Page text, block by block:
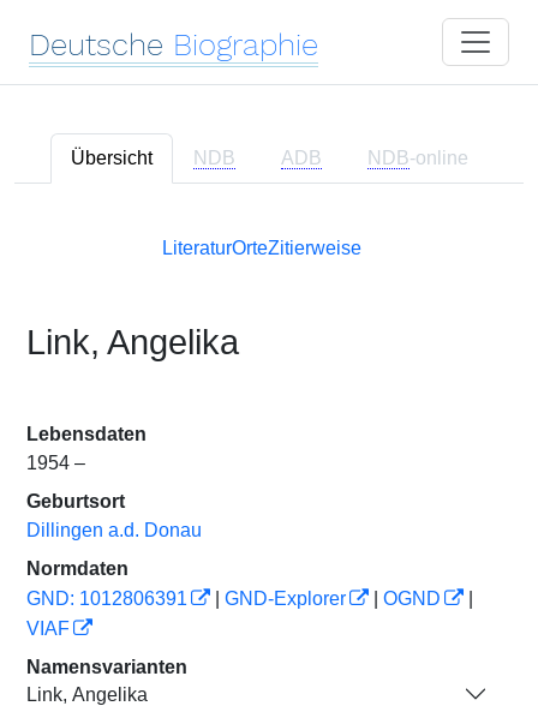
Deutsche Biographie
Übersicht NDB ADB NDB-online
LiteraturOrteZitierweise
Link, Angelika
Lebensdaten
1954 –
Geburtsort
Dillingen a.d. Donau
Normdaten
GND: 1012806391
GND-Explorer OGND
VIAF
Namensvarianten
Link, Angelika